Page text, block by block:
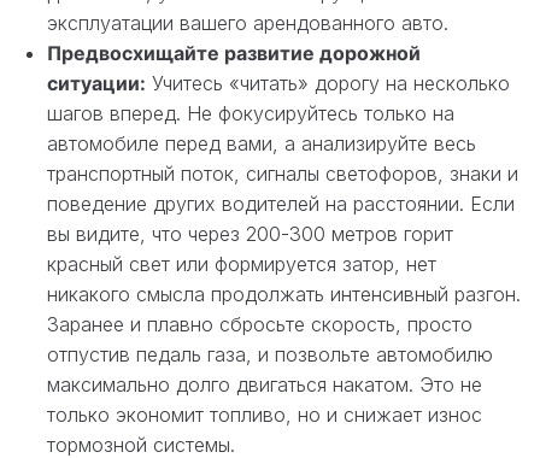
эксплуатации вашего арендованного авто.
Предвосхищайте развитие дорожной
ситуации: Учитесь «читать» дорогу на несколько
шагов вперед. Не фокусируйтесь только на
автомобиле перед вами, а анализируйте весь
транспортный поток, сигналы светофоров, знаки и
поведение других водителей на расстоянии. Если
вы видите, что через 200-300 метров горит
красный свет или формируется затор, нет
никакого смысла продолжать интенсивный разгон.
Заранее и плавно сбросьте скорость, просто
отпустив педаль газа, и позвольте автомобилю
максимально долго двигаться накатом. Это не
только экономит топливо, но и снижает износ
тормозной системы.